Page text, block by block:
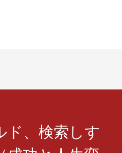
ド、検索しす